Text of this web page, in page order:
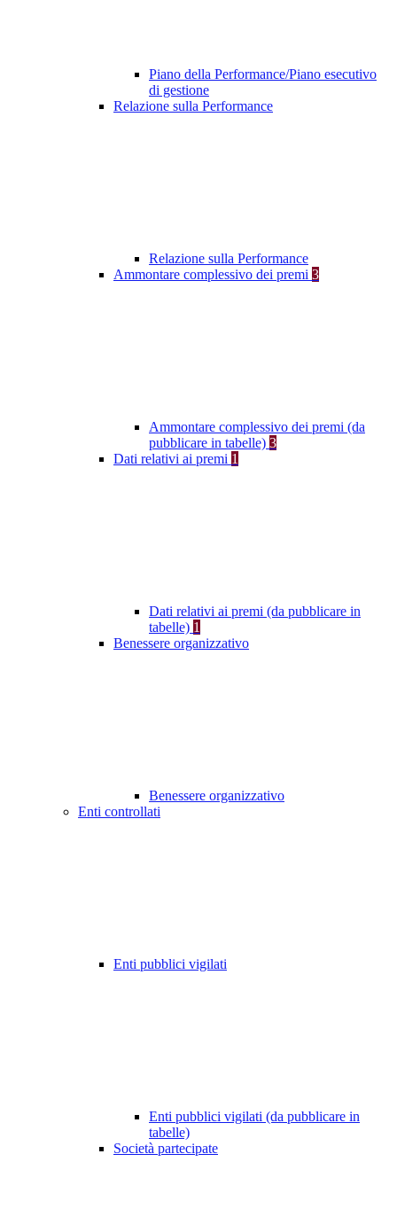
Piano della Performance/Piano esecutivo
di gestione
Relazione sulla Performance
Relazione sulla Performance
Ammontare complessivo dei premi 3
Ammontare complessivo dei premi (da
pubblicare in tabelle) 3
Dati relativi ai premi 1
Dati relativi ai premi (da pubblicare in
tabelle) 1
Benessere organizzativo
Benessere organizzativo
Enti controllati
Enti pubblici vigilati
Enti pubblici vigilati (da pubblicare in
tabelle)
Società partecipate